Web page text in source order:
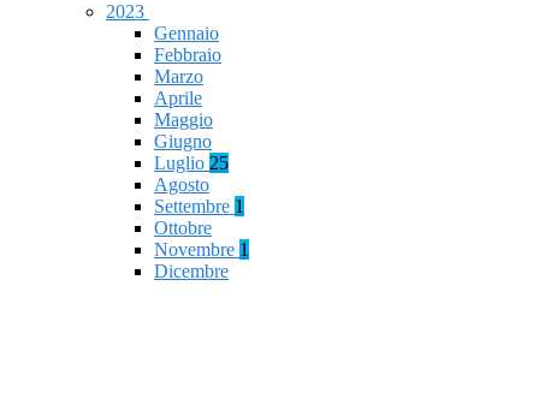
2023
Gennaio
Febbraio
Marzo
Aprile
Maggio
Giugno
Luglio 25
Agosto
Settembre 1
Ottobre
Novembre 1
Dicembre